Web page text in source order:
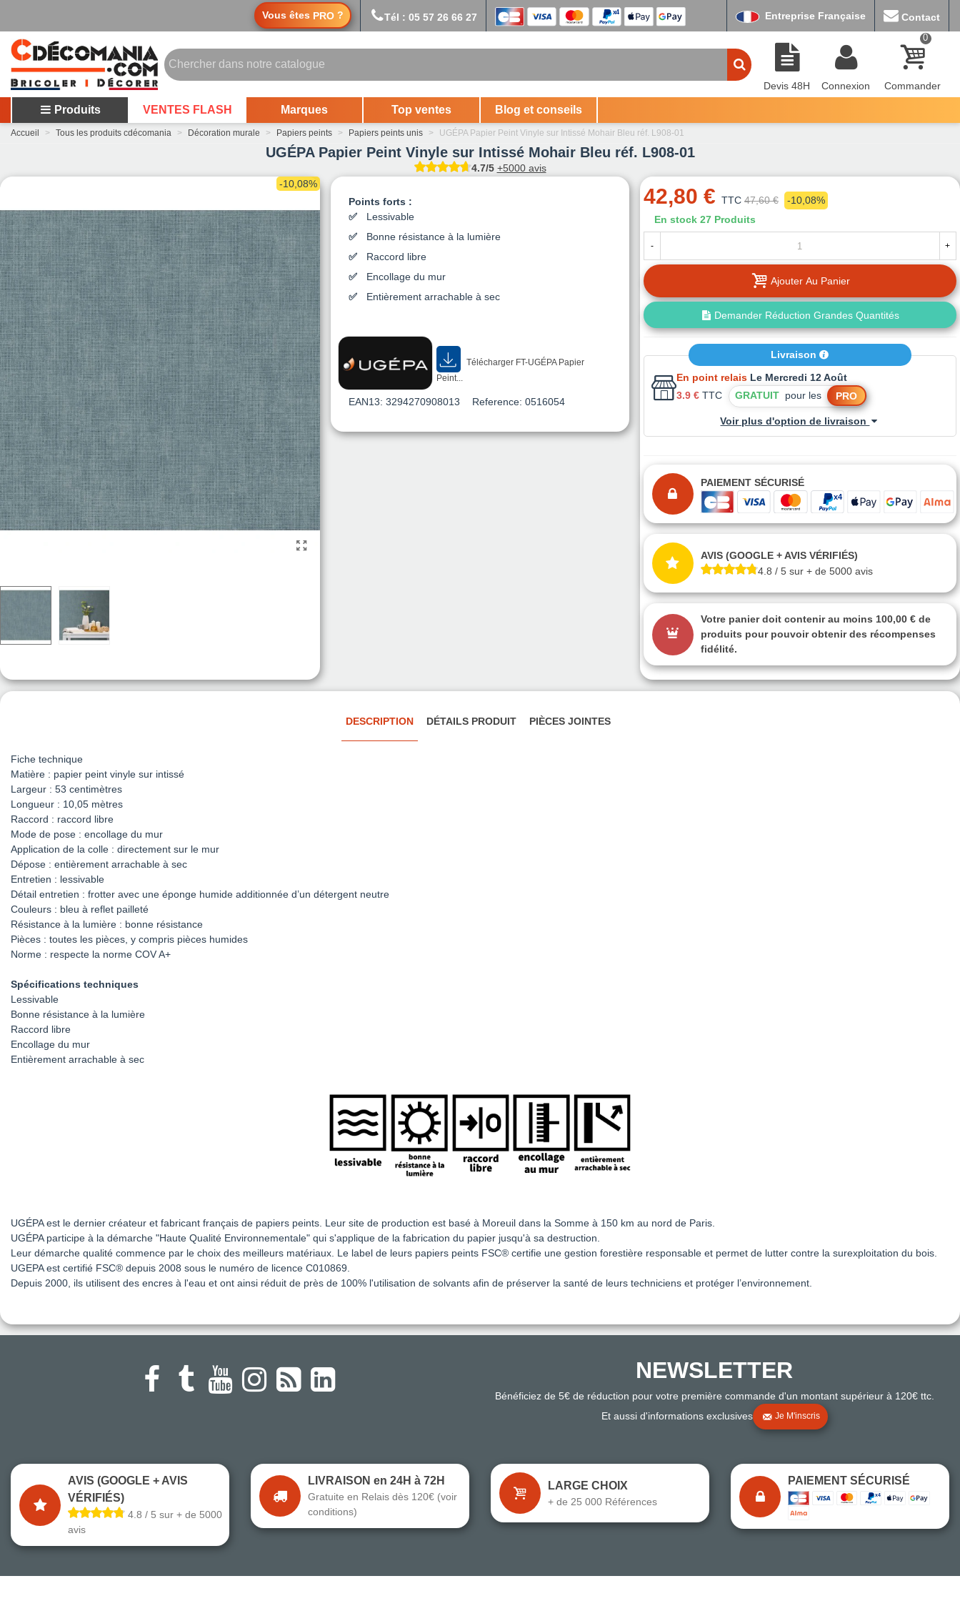
Vous êtes PRO ? Tél : 05 57 26 66 27 Entreprise Française Contact
Devis 48H Connexion
0
Commander
Produits VENTES FLASH Marques Top ventes Blog et conseils
Accueil > Tous les produits cdécomania > Décoration murale > Papiers peints > Papiers peints unis > UGÉPA Papier Peint Vinyle sur Intissé Mohair Bleu réf. L908-01
UGÉPA Papier Peint Vinyle sur Intissé Mohair Bleu réf. L908-01
4.7/5 +5000 avis
-10,08%
Points forts :
Lessivable
Bonne résistance à la lumière
Raccord libre
Encollage du mur
Entièrement arrachable à sec
Télécharger FT-UGÉPA Papier
Peint...
EAN13: 3294270908013 Reference: 0516054
42,80 € TTC 47,60 €
-10,08%
En stock 27 Produits
- +
Ajouter Au Panier
Demander Réduction Grandes Quantités
Livraison
En point relais Le Mercredi 12 Août
3.9 € TTC GRATUITpour les PRO
Voir plus d'option de livraison
PAIEMENT SÉCURISÉ
AVIS (GOOGLE + AVIS VÉRIFIÉS)
4.8 / 5 sur + de 5000 avis
Votre panier doit contenir au moins 100,00 € de
produits pour pouvoir obtenir des récompenses
fidélité.
DESCRIPTION DÉTAILS PRODUIT PIÈCES JOINTES
Fiche technique
Matière : papier peint vinyle sur intissé
Largeur : 53 centimètres
Longueur : 10,05 mètres
Raccord : raccord libre
Mode de pose : encollage du mur
Application de la colle : directement sur le mur
Dépose : entièrement arrachable à sec
Entretien : lessivable
Détail entretien : frotter avec une éponge humide additionnée d’un détergent neutre
Couleurs : bleu à reflet pailleté
Résistance à la lumière : bonne résistance
Pièces : toutes les pièces, y compris pièces humides
Norme : respecte la norme COV A+
Spécifications techniques
Lessivable
Bonne résistance à la lumière
Raccord libre
Encollage du mur
Entièrement arrachable à sec
UGÉPA est le dernier créateur et fabricant français de papiers peints. Leur site de production est basé à Moreuil dans la Somme à 150 km au nord de Paris.
UGÉPA participe à la démarche "Haute Qualité Environnementale" qui s'applique de la fabrication du papier jusqu'à sa destruction.
Leur démarche qualité commence par le choix des meilleurs matériaux. Le label de leurs papiers peints FSC® certifie une gestion forestière responsable et permet de lutter contre la surexploitation du bois.
UGEPA est certifié FSC® depuis 2008 sous le numéro de licence C010869.
Depuis 2000, ils utilisent des encres à l'eau et ont ainsi réduit de près de 100% l'utilisation de solvants afin de préserver la santé de leurs techniciens et protéger l’environnement.
NEWSLETTER
Bénéficiez de 5€ de réduction pour votre première commande d'un montant supérieur à 120€ ttc.
Et aussi d'informations exclusives
Je M'inscris
AVIS (GOOGLE + AVIS
VÉRIFIÉS)
4.8 / 5 sur + de 5000
avis
LIVRAISON en 24H à 72H
Gratuite en Relais dès 120€ (voir
conditions)
LARGE CHOIX
+ de 25 000 Références
PAIEMENT SÉCURISÉ